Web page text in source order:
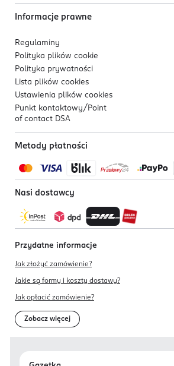
Informacje prawne
Regulaminy
Polityka plików cookie
Polityka prywatności
Lista plików cookies
Ustawienia plików cookies
Punkt kontaktowy/ Point
of contact DSA
Metody płatności
Nasi dostawcy
Przydatne informacje
Jak złożyć zamówienie?
Jakie są formy i koszty dostawy?
Jak opłacić zamówienie?
Zobacz więcej